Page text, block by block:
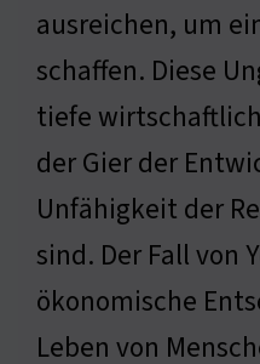
ausreichen, um
schaffen. Diese
tiefe
der Gier der
Unfähigkeit der
sind. Der Fall von
ökonomische
Leben von